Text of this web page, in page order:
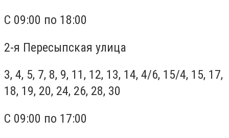
С 09:00 по 18:00
2-я Пересыпская улица
3, 4, 5, 7, 8, 9, 11, 12, 13, 14, 4/6, 15/4, 15, 17,
18, 19, 20, 24, 26, 28, 30
С 09:00 по 17:00